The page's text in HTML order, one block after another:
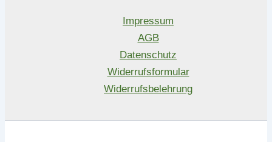
Impressum
AGB
Datenschutz
Widerrufsformular
Widerrufsbelehrung